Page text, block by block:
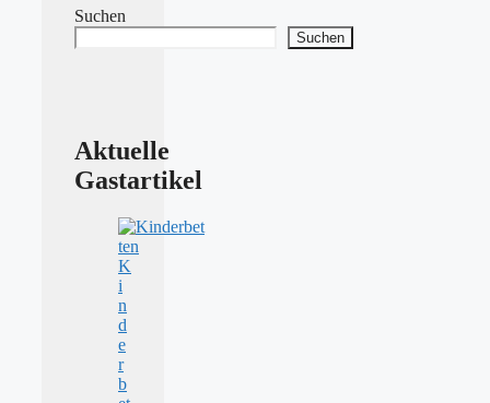
Suchen
Suchen
Aktuelle
Gastartikel
K
i
n
d
e
r
b